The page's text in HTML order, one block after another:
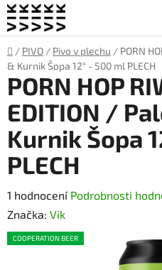
Přejít
na
obsah
Domů
/ PIVO / Pivo v plechu / PORN
& Kurnik Šopa 12° - 500 ml PLECH
PORN HOP
EDITION /
Kurnik Šopa
PLECH
Průměrné
hodnocení
produktu
1 hodnocení Podrobnosti
Značka: Vik
COOPERATION BEER